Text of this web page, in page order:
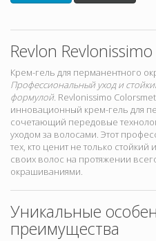
Revlon
Крем-гель для перманентного
Профессиональный уход и
формулой. Revlonissimo
инновационный крем-гель для
сочетающий передовые
уходом за волосами. Этот
тех, кто ценит не только
своих волос на протяжении
окрашиваниями.
Уникальные
преимущества